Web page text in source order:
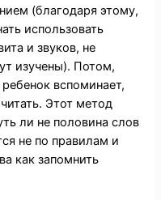
(благодаря этому,
использовать
и звуков, не
изучены). Потом,
вспоминает,
Этот метод
ли не половина слов
не по правилам и
как запомнить